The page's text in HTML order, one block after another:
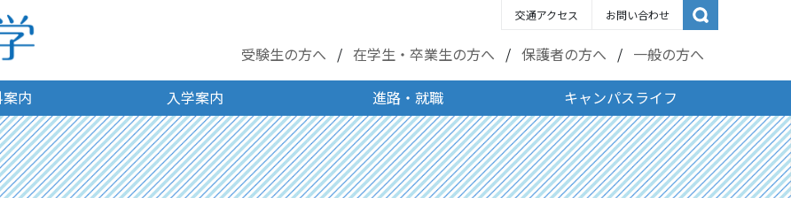
交通アクセス お問い合わせ
受験生の方へ 在学生・卒業生の方へ 保護者の方へ 一般の方へ
内 入学案内 進路・就職 キャンパスライフ